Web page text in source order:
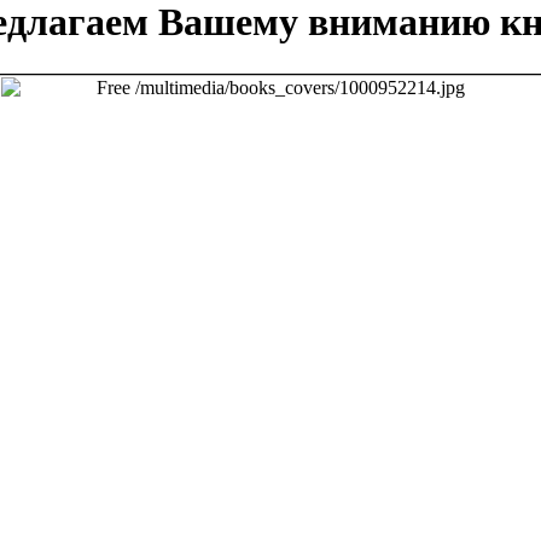
Вашему вниманию